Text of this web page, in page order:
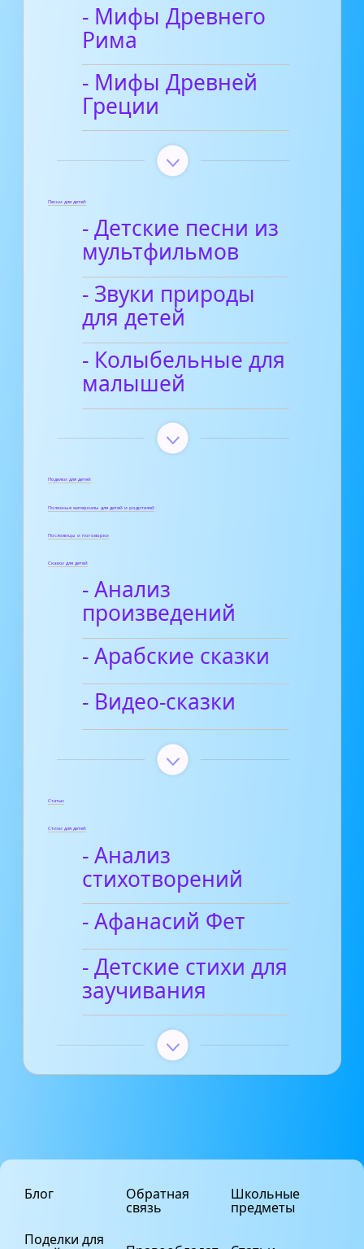
- Мифы Древнего
Рима
- Мифы Древней
Греции
Песни для детей
- Детские песни из
мультфильмов
- Звуки природы
для детей
- Колыбельные для
малышей
Поделки для детей
Полезные материалы для детей и родителей
Пословицы и поговорки
Сказки для детей
- Анализ
произведений
- Арабские сказки
- Видео-сказки
Статьи
Стихи для детей
- Анализ
стихотворений
- Афанасий Фет
- Детские стихи для
заучивания
Блог
Поделки для
Обратная
связь
Школьные
предметы